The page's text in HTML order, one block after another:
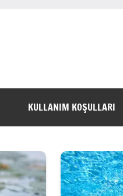
KULLANIM KOŞULLARI